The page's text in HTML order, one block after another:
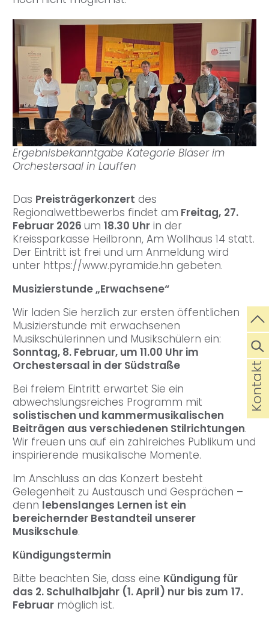
Ergebnisbekanntgabe Kategorie Bläser im
Orchestersaal in Lauffen
Das Preisträgerkonzert des
Regionalwettbewerbs findet am Freitag, 27.
Februar 2026 um 18.30 Uhr in der
Kreissparkasse Heilbronn, Am Wollhaus 14 statt.
Der Eintritt ist frei und um Anmeldung wird
unter https://www.pyramide.hn gebeten.
Musizierstunde „Erwachsene“
Wir laden Sie herzlich zur ersten öffentlichen
Musizierstunde mit erwachsenen
Musikschülerinnen und Musikschülern ein:
Sonntag, 8. Februar, um 11.00 Uhr im
Orchestersaal in der Südstraße
Bei freiem Eintritt erwartet Sie ein
abwechslungsreiches Programm mit
solistischen und kammermusikalischen
Beiträgen aus verschiedenen Stilrichtungen.
Wir freuen uns auf ein zahlreiches Publikum und
inspirierende musikalische Momente.
Im Anschluss an das Konzert besteht
Gelegenheit zu Austausch und Gesprächen –
denn lebenslanges Lernen ist ein
bereichernder Bestandteil unserer
Musikschule.
Kündigungstermin
Bitte beachten Sie, dass eine Kündigung für
das 2. Schulhalbjahr (1. April) nur bis zum 17.
Februar möglich ist.
Kontakt